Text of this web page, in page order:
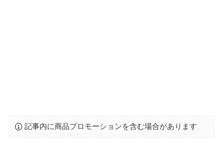
記事内に商品プロモーションを含む場合があります